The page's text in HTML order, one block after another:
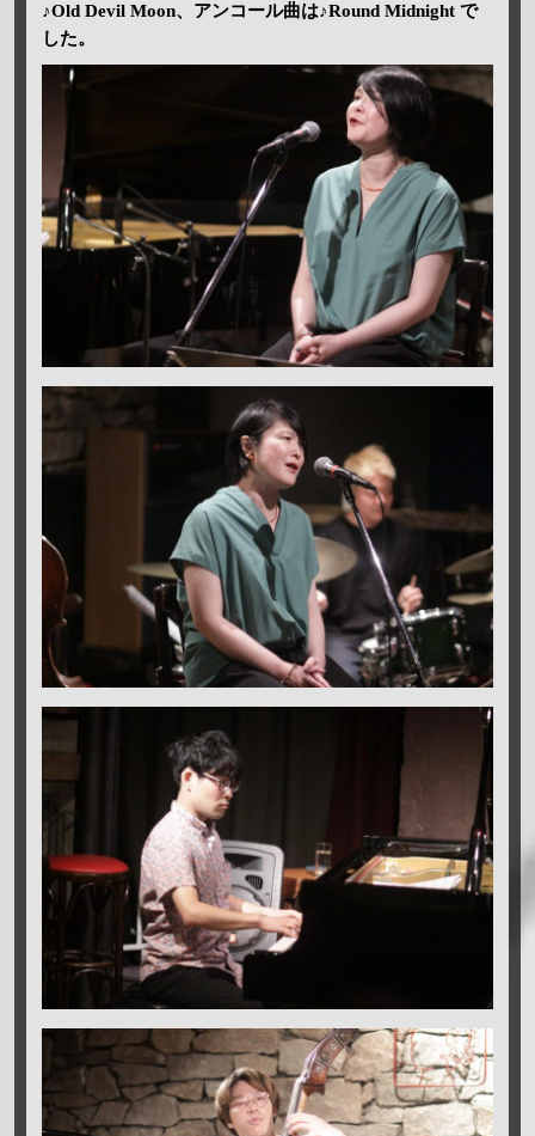
♪Old Devil Moon、アンコール曲は♪Round Midnight で
した。